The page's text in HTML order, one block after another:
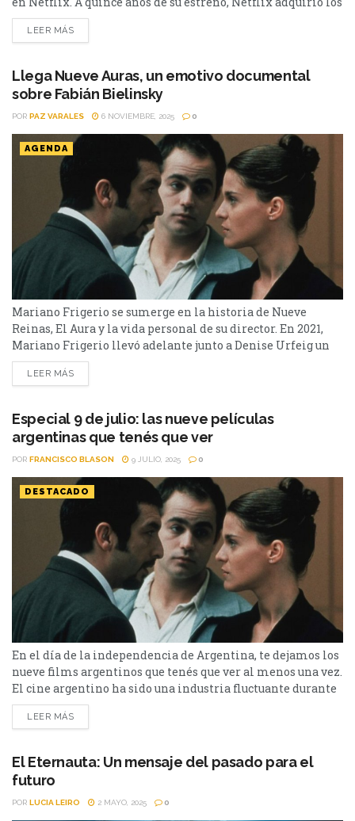
derechos de la película que supo llevar al cine argentino a
la cima del mundo audiovisual. Se trata de El Secreto de
Soledad Villamil,...
LEER MÁS
Llega Nueve Auras, un emotivo documental
sobre Fabián Bielinsky
POR PAZ VARALES 6 NOVIEMBRE, 2025 0
AGENDA
Mariano Frigerio se sumerge en la historia de Nueve
Reinas, El Aura y la vida personal de su director. En 2021,
Mariano Frigerio llevó adelante junto a Denise Urfeig un
documental sobre los fanáticos de "Esperando la Carroza"
(Carroceros) que profundiza en el fenómeno detrás de la
misma dupla estrenó Leyenda...
LEER MÁS
Especial 9 de julio: las nueve películas
argentinas que tenés que ver
POR FRANCISCO BLASON 9 JULIO, 2025 0
DESTACADO
En el día de la independencia de Argentina, te dejamos los
nueve films argentinos que tenés que ver al menos una vez.
El cine argentino ha sido una industria fluctuante durante
toda su historia. Sin embargo, a pesar de todas las
situaciones económicas e institucionales que ha
arregló para regalar historias...
LEER MÁS
El Eternauta: Un mensaje del pasado para el
futuro
POR LUCIA LEIRO 2 MAYO, 2025 0